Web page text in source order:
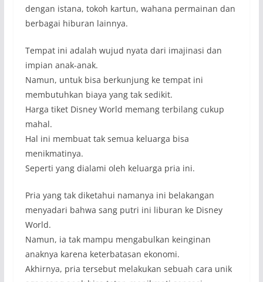
dengan istana, tokoh kartun, wahana permainan dan
berbagai hiburan lainnya.
Tempat ini adalah wujud nyata dari imajinasi dan
impian anak-anak.
Namun, untuk bisa berkunjung ke tempat ini
membutuhkan biaya yang tak sedikit.
Harga tiket Disney World memang terbilang cukup
mahal.
Hal ini membuat tak semua keluarga bisa
menikmatinya.
Seperti yang dialami oleh keluarga pria ini.
Pria yang tak diketahui namanya ini belakangan
menyadari bahwa sang putri ini liburan ke Disney
World.
Namun, ia tak mampu mengabulkan keinginan
anaknya karena keterbatasan ekonomi.
Akhirnya, pria tersebut melakukan sebuah cara unik